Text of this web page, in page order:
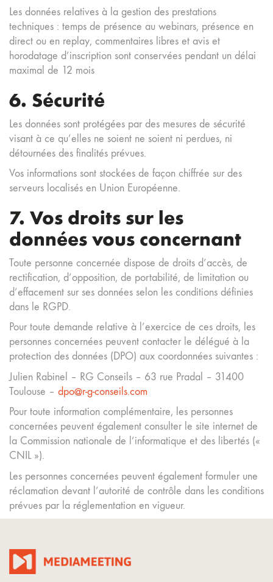
Les données relatives à la gestion des prestations
techniques : temps de présence au webinars, présence en
direct ou en replay, commentaires libres et avis et
horodatage d’inscription sont conservées pendant un délai
maximal de 12 mois
6. Sécurité
Les données sont protégées par des mesures de sécurité
visant à ce qu’elles ne soient ne soient ni perdues, ni
détournées des finalités prévues.
Vos informations sont stockées de façon chiffrée sur des
serveurs localisés en Union Européenne.
7. Vos droits sur les
données vous concernant
Toute personne concernée dispose de droits d’accès, de
rectification, d’opposition, de portabilité, de limitation ou
d’effacement sur ses données selon les conditions définies
dans le RGPD.
Pour toute demande relative à l’exercice de ces droits, les
personnes concernées peuvent contacter le délégué à la
protection des données (DPO) aux coordonnées suivantes :
Julien Rabinel – RG Conseils – 63 rue Pradal – 31400
Toulouse – dpo@r-g-conseils.com
Pour toute information complémentaire, les personnes
concernées peuvent également consulter le site internet de
la Commission nationale de l’informatique et des libertés («
CNIL »).
Les personnes concernées peuvent également formuler une
réclamation devant l’autorité de contrôle dans les conditions
prévues par la réglementation en vigueur.